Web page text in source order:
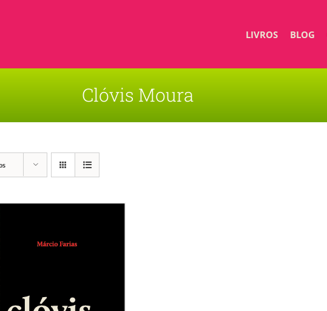
LIVROS BLOG
Clóvis Moura